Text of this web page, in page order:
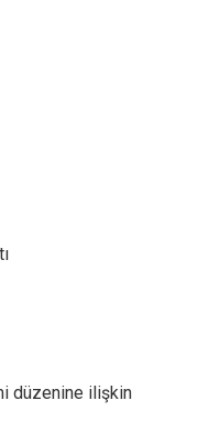
düzenine ilişkin